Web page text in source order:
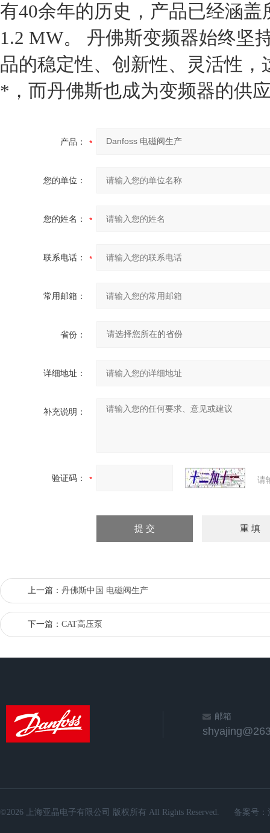
有40余年的历史，产品已经涵
1.2 MW。 丹佛斯变频器始终坚
品的稳定性、创新性、灵活性
*，而丹佛斯也成为变频器的供
产品：
您的单位：
您的姓名：
联系电话：
常用邮箱：
省份：
详细地址：
补充说明：
验证码： 请
上一篇： 丹佛斯中国 电磁阀生产
下一篇： CAT高压泵
邮箱
©2026 上海亚晶电子有限公司 版权所有 All Rights Reserved. 备案号：